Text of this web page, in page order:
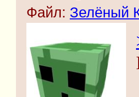
Файл: Зелёный